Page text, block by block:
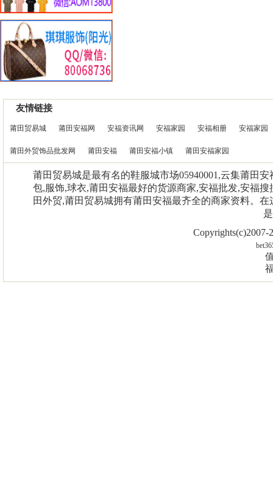
友情链接
莆田贸易城 莆田安福网 安福资讯网 安福家园 安福相册 安福家园
莆田外贸饰品批发网 莆田安福 莆田安福小镇 莆田安福家园
莆田贸易城是最有名的鞋服城市场05940001,云集莆田
包,服饰,球衣,莆田安福最好的货源商家,安福批发,安福
田外贸,莆田贸易城拥有莆田安福最齐全的商家资料。